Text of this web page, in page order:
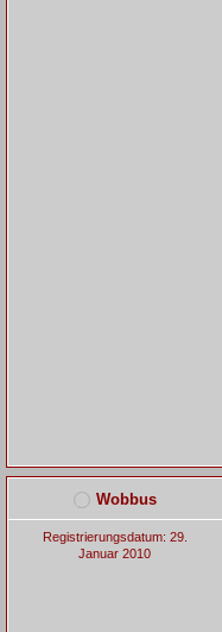
Wobbus
Registrierungsdatum: 29.
Januar 2010